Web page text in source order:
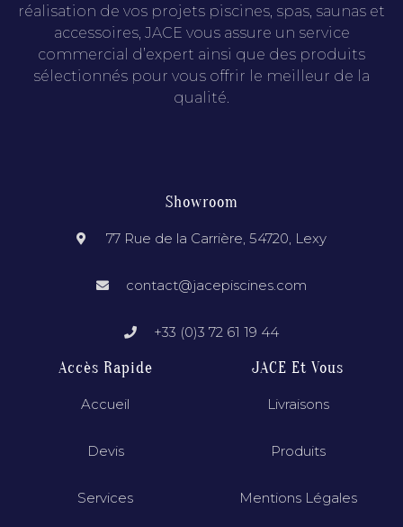
réalisation de vos projets piscines, spas, saunas et
accessoires, JACE vous assure un service
commercial d’expert ainsi que des produits
sélectionnés pour vous offrir le meilleur de la
qualité.
Showroom
77 Rue de la Carrière, 54720, Lexy
contact@jacepiscines.com
+33 (0)3 72 61 19 44
Accès Rapide
Accueil
Devis
Services
JACE Et Vous
Livraisons
Produits
Mentions Légales